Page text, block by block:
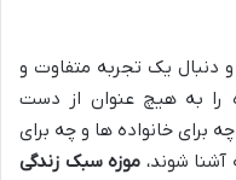
و دنبال یک تجربه متفاوت و
را به هیچ عنوان از دست
برای خانواده ها و چه برای
شوند، موزه سبک زندگی